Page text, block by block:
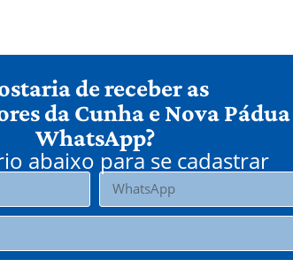
de receber as
da Cunha e Nova
WhatsApp?
abaixo para se cadastrar